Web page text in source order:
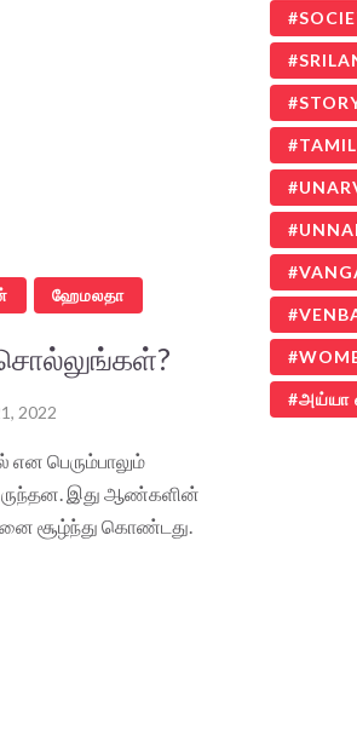
ஹேமலதா
2022
பெரும்பாலும்
இது ஆண்களின்
சூழ்ந்து கொண்டது.
அய்யா